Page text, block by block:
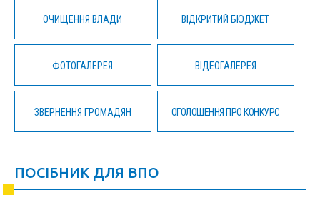
ОЧИЩЕННЯ ВЛАДИ ВІДКРИТИЙ БЮДЖЕТ
ФОТОГАЛЕРЕЯ ВІДЕОГАЛЕРЕЯ
ЗВЕРНЕННЯ ГРОМАДЯН ОГОЛОШЕННЯ ПРО КОНКУРС
ПОСІБНИК ДЛЯ ВПО